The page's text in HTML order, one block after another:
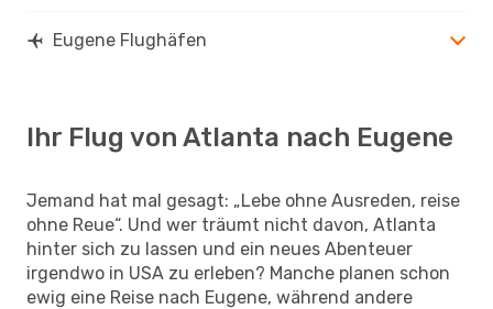
Eugene Flughäfen
Ihr Flug von Atlanta nach Eugene
Jemand hat mal gesagt: „Lebe ohne Ausreden, reise
ohne Reue“. Und wer träumt nicht davon, Atlanta
hinter sich zu lassen und ein neues Abenteuer
irgendwo in USA zu erleben? Manche planen schon
ewig eine Reise nach Eugene, während andere